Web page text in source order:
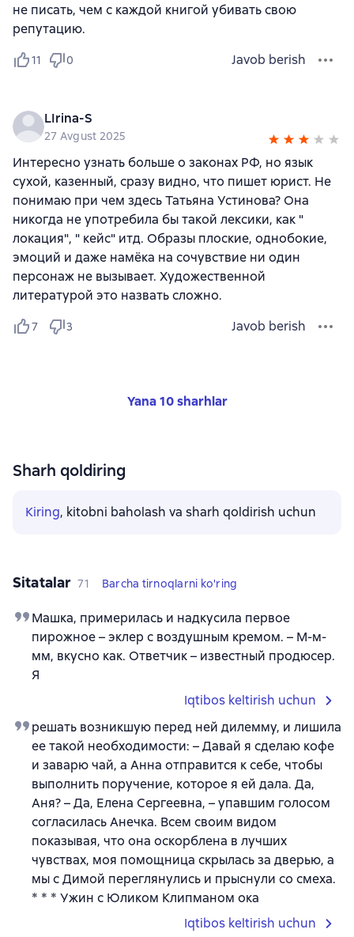
не писать, чем с каждой книгой убивать свою
репутацию.
11 0 Javob berish
LIrina-S
27 Avgust 2025
Интересно узнать больше о законах РФ, но язык
сухой, казенный, сразу видно, что пишет юрист. Не
понимаю при чем здесь Татьяна Устинова? Она
никогда не употребила бы такой лексики, как "
локация", " кейс" итд. Образы плоские, однобокие,
эмоций и даже намёка на сочувствие ни один
персонаж не вызывает. Художественной
литературой это назвать сложно.
7 3 Javob berish
Yana 10 sharhlar
Sharh qoldiring
Kiring, kitobni baholash va sharh qoldirish uchun
Sitatalar 71 Barcha tirnoqlarni ko'ring
Машка, примерилась и надкусила первое
пирожное – эклер с воздушным кремом. – М-м-
мм, вкусно как. Ответчик – известный продюсер.
Я
Iqtibos keltirish uchun
решать возникшую перед ней дилемму, и лишила
ее такой необходимости: – Давай я сделаю кофе
и заварю чай, а Анна отправится к себе, чтобы
выполнить поручение, которое я ей дала. Да,
Аня? – Да, Елена Сергеевна, – упавшим голосом
согласилась Анечка. Всем своим видом
показывая, что она оскорблена в лучших
чувствах, моя помощница скрылась за дверью, а
мы с Димой переглянулись и прыснули со смеха.
* * * Ужин с Юликом Клипманом ока
Iqtibos keltirish uchun